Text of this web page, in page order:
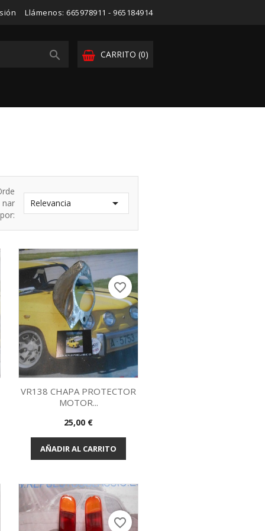
Llámenos: 665978911 - 965184914
CARRITO (0)

nar
por:
Relevancia 
Vista rápida
VR138 CHAPA PROTECTOR
MOTOR...
Precio
25,00 €
AÑADIR AL CARRITO
favorite_border
favorite_border